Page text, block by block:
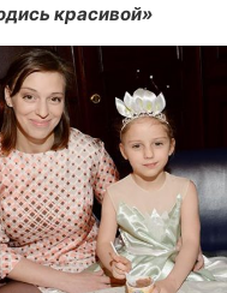
красивой»